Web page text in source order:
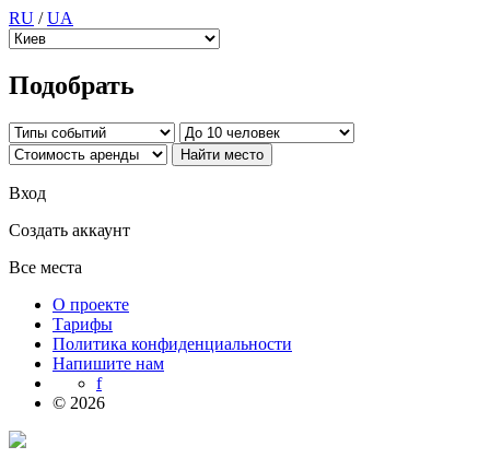
RU /UA
Подобрать
Вход
Создать аккаунт
Все места
О проекте
Тарифы
Политика конфиденциальности
Напишите нам
f
© 2026